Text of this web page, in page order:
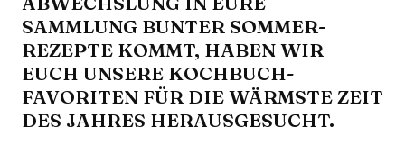
AMMLUNG BUNTER SOMMER-R
EZEPTE KOMMT, HABEN WIR E
UCH UNSERE KOCHBUCH-F
AVORITEN FÜR DIE WÄRMSTE ZEIT D
ES JAHRES HERAUSGESUCHT.